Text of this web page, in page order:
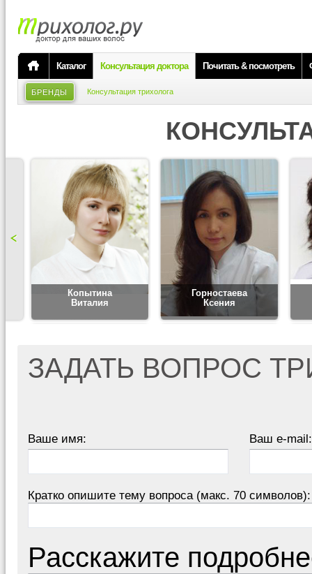
Каталог Консультация доктора Почитать & посмотреть
БРЕНДЫ Консультация трихолога
Копытина
Виталия
Горностаева
Ксения
ЗАДАТЬ ВОПРОС
Ваше имя: Ваш e-mail:
Кратко опишите тему вопроса (макс. 70 символов):
Расскажите